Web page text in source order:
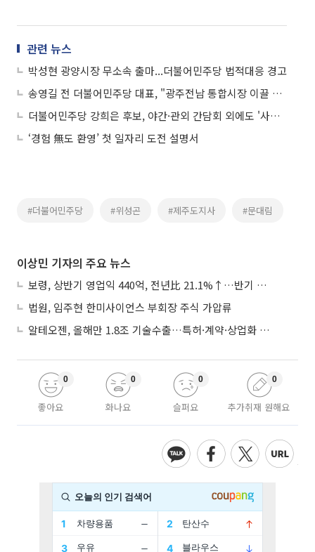
관련 뉴스
박성현 광양시장 무소속 출마...더불어민주당 법적대응 경고
송영길 전 더불어민주당 대표, "광주전남 통합시장 이끌 인물은 김영록 뿐"
더불어민주당 강희은 후보, 야간·관외 간담회 외에도 '사적 모임 비용' 업무추진비 처리 정황
‘경험 無도 환영’ 첫 일자리 도전 설명서
#더불어민주당 #위성곤 #제주도지사 #문대림
이상민 기자의 주요 뉴스
보령, 상반기 영업익 440억, 전년比 21.1%↑…반기 역대 최대
법원, 임주현 한미사이언스 부회장 주식 가압류
알테오젠, 올해만 1.8조 기술수출…특허·계약·상업화 ‘삼박자’
좋아요
0
화나요
0
슬퍼요
0
추가취재 원해요
0